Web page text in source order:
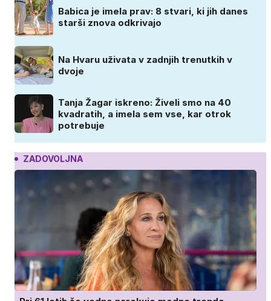
Babica je imela prav: 8 stvari, ki jih danes
starši znova odkrivajo
Na Hvaru uživata v zadnjih trenutkih v
dvoje
Tanja Žagar iskreno: Živeli smo na 40
kvadratih, a imela sem vse, kar otrok
potrebuje
ZADOVOLJNA